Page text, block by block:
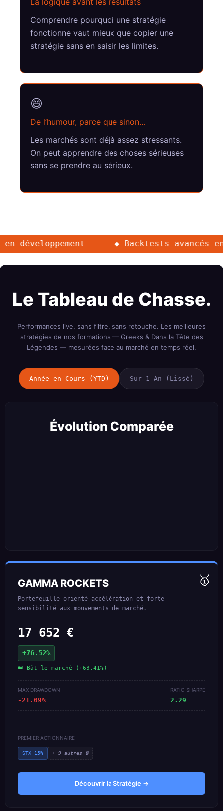
La logique avant les résultats
Comprendre pourquoi une stratégie
fonctionne vaut mieux que copier une
stratégie sans en saisir les limites.
😄
De l’humour, parce que sinon…
Les marchés sont déjà assez stressants.
On peut apprendre des choses sérieuses
sans se prendre au sérieux.
◆ Backtests avancés en
Le Tableau de Chasse.
Performances live, sans filtre, sans retouche. Les meilleures
stratégies de nos formations — Greeks & Dans la Tête des
Légendes — mesurées face au marché en temps réel.
Année en Cours (YTD) Sur 1 An (Lissé)
Évolution Comparée
🥇
GAMMA ROCKETS
Portefeuille orienté accélération et forte
sensibilité aux mouvements de marché.
17 652 €
+76.52%
👑 Bât le marché (+63.41%)
MAX DRAWDOWN
-21.09%
RATIO SHARPE
2.29
PREMIER ACTIONNAIRE
STX 15% + 9 autres 🔒
Découvrir la Stratégie →